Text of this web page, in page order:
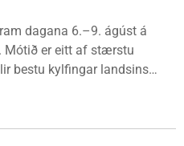
dagana 6.–9. ágúst á
Mótið er eitt af stærstu
bestu kylfingar landsins
Golfklúbbur Skagafjarðar
er nýkrýndur klúbbmeistari